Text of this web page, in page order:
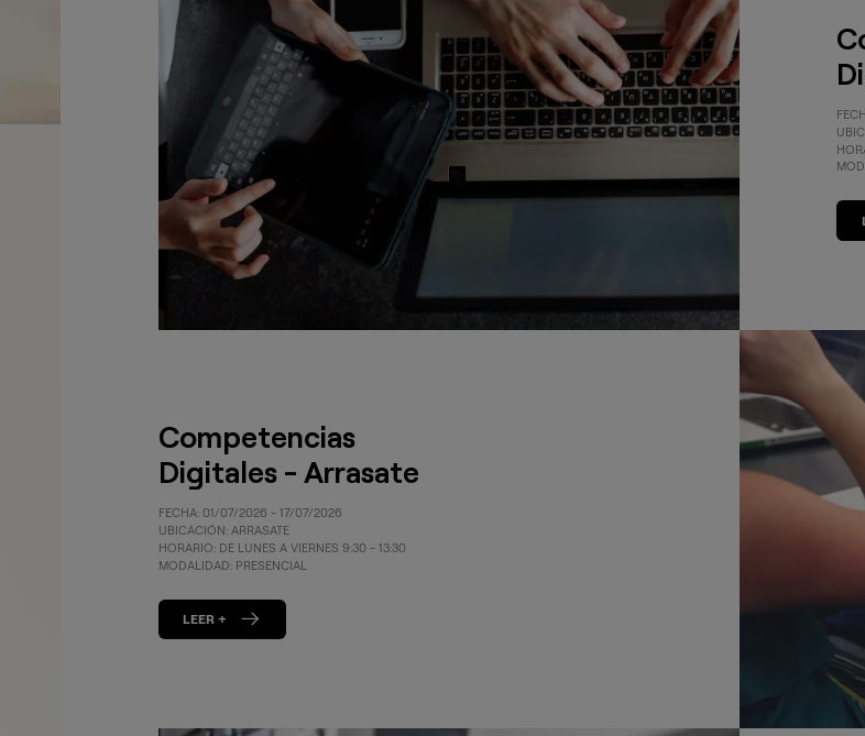
Competencias
Digitales - Arrasate
FECHA: 01/07/2026 - 17/07/2026
UBICACIÓN: ARRASATE
HORARIO: DE LUNES A VIERNES 9:30 - 13:30
MODALIDAD: PRESENCIAL
LEER +